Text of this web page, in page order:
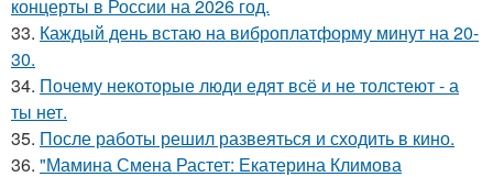
концерты в России на 2026 год.
33. Каждый день встаю на виброплатформу минут на 20-
30.
34. Почему некоторые люди едят всё и не толстеют - а
ты нет.
35. После работы решил развеяться и сходить в кино.
36. "Мамина Смена Растет: Екатерина Климова